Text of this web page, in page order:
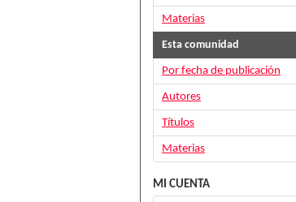
Materias
Esta comunidad
Por fecha de publicación
Autores
Títulos
Materias
MI CUENTA